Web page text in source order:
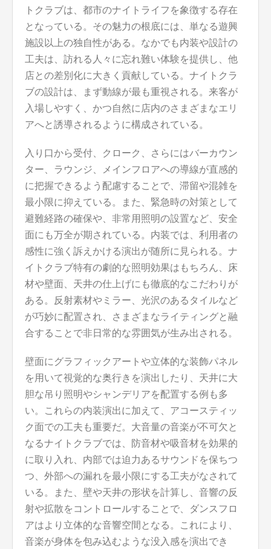
トクラブは、都市のナイトライフを象徴する存在
となっている。 その魅力の根底には、単なる遊興
施設以上の独自性がある。なかでも内装や設計の
工夫は、訪れる人々に忘れ難い体験を提供し、他
店との差別化に大きく貢献している。ナイトクラ
ブの設計は、まず動線が最も重視される。来客が
入場しやすく、かつ自然に店内のさまざまなエリ
アへと誘導されるように構成されている。
入り口から受付、クローク、さらにはバーカウン
ター、ラウンジ、メインフロアへの導線が直感的
に把握できるよう配慮することで、滞留や混雑を
最小限に抑えている。また、緊急時の対策として
避難経路の確保や、非常用照明の設置など、安全
面にも万全が期されている。内装では、利用者の
感性に強く訴えかける演出が随所に見られる。ナ
イトクラブ特有の劇的な照明効果はもちろん、床
材や壁面、天井の仕上げにも徹底的なこだわりが
ある。反射素材やミラー、光沢のあるタイルなど
が巧妙に配置され、さまざまなライティングと融
合することで非日常的な雰囲気が生み出される。
壁面にグラフィックアートや立体的な装飾パネル
を用いて視覚的な奥行きを演出したり、天井に大
胆な吊り照明やシャンデリアを配置する例も多
い。これらの内装演出に加えて、アコースティッ
ク面での工夫も重要だ。大音量の音楽が不可欠と
なるナイトクラブでは、防音材や吸音材を効果的
に取り入れ、内部では迫力あるサウンドを保ちつ
つ、外部への漏れを最小限にする工夫がなされて
いる。また、壁や天井の形状を計算し、音響の反
射や拡散をコントロールすることで、ダンスフロ
アはより立体的な音響空間となる。これにより、
音楽が身体を包み込むような没入感を演出でき